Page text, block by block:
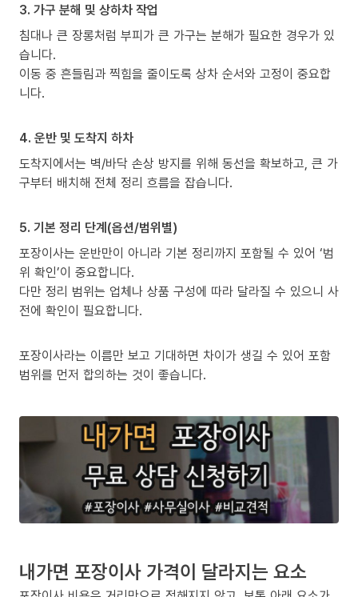
3. 가구 분해 및 상하차 작업
침대나 큰 장롱처럼 부피가 큰 가구는 분해가 필요한 경우가 있
습니다.
이동 중 흔들림과 찍힘을 줄이도록 상차 순서와 고정이 중요합
니다.
4. 운반 및 도착지 하차
도착지에서는 벽/바닥 손상 방지를 위해 동선을 확보하고, 큰 가
구부터 배치해 전체 정리 흐름을 잡습니다.
5. 기본 정리 단계(옵션/범위별)
포장이사는 운반만이 아니라 기본 정리까지 포함될 수 있어 ‘범
위 확인’이 중요합니다.
다만 정리 범위는 업체나 상품 구성에 따라 달라질 수 있으니 사
전에 확인이 필요합니다.
포장이사라는 이름만 보고 기대하면 차이가 생길 수 있어 포함
범위를 먼저 합의하는 것이 좋습니다.
내가면 포장이사 가격이 달라지는 요소